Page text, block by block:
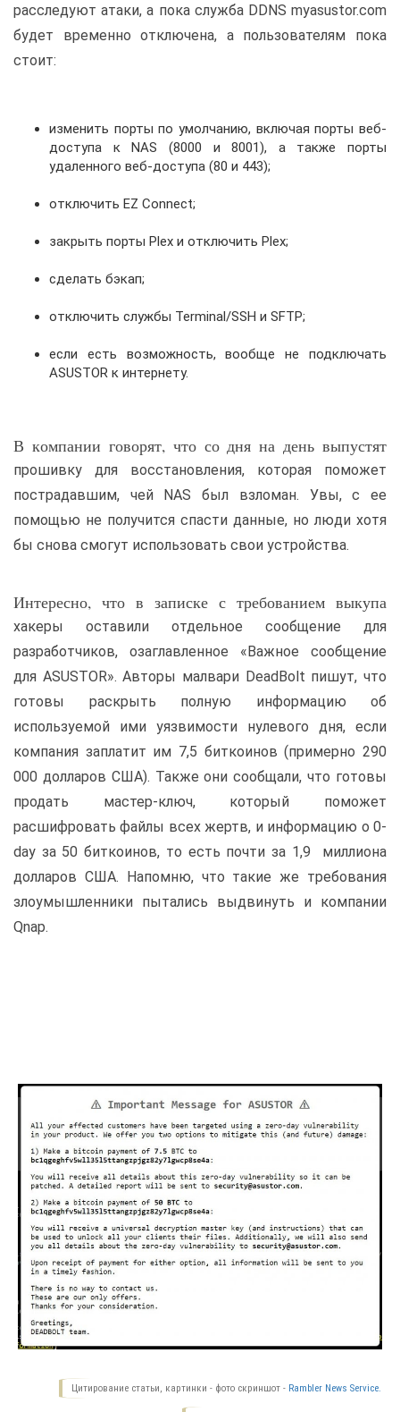
расследуют атаки, а пока служба DDNS myasustor.com
будет временно отключена, а пользователям пока
стоит:
изменить порты по умолчанию, включая порты веб-
доступа к NAS (8000 и 8001), а также порты
удаленного веб-доступа (80 и 443);
отключить EZ Connect;
закрыть порты Plex и отключить Plex;
сделать бэкап;
отключить службы Terminal/SSH и SFTP;
если есть возможность, вообще не подключать
ASUSTOR к интернету.
В компании говорят, что со дня на день выпустят
прошивку для восстановления, которая поможет
пострадавшим, чей NAS был взломан. Увы, с ее
помощью не получится спасти данные, но люди хотя
бы снова смогут использовать свои устройства.
Интересно, что в записке с требованием выкупа
хакеры оставили отдельное сообщение для
разработчиков, озаглавленное «Важное сообщение
для ASUSTOR». Авторы малвари DeadBolt пишут, что
готовы раскрыть полную информацию об
используемой ими уязвимости нулевого дня, если
компания заплатит им 7,5 биткоинов (примерно 290
000 долларов США). Также они сообщали, что готовы
продать мастер-ключ, который поможет
расшифровать файлы всех жертв, и информацию о 0-
day за 50 биткоинов, то есть почти за 1,9 миллиона
долларов США. Напомню, что такие же требования
злоумышленники пытались выдвинуть и компании
Qnap.
Цитирование статьи, картинки - фото скриншот - Rambler News Service.